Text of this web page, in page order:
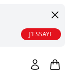
J'ESSAYE